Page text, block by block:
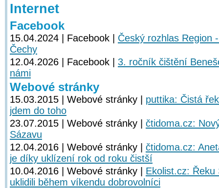
Internet
Facebook
15.04.2024 | Facebook | Český rozhlas Region
Čechy
12.04.2026 | Facebook | 3. ročník čištění
námi
Webové stránky
15.03.2015 | Webové stránky | puttika: Čistá
jdem do toho
23.07.2015 | Webové stránky | čtidoma.cz:
Sázavu
12.04.2016 | Webové stránky | čtidoma.cz:
je díky uklízení rok od roku čistší
10.04.2016 | Webové stránky | Ekolist.cz:
uklidili během víkendu dobrovolníci